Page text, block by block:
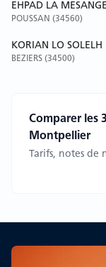
EHPAD LA MESANGE
POUSSAN (34560)
KORIAN LO SOLELH
BEZIERS (34500)
Comparer les
Montpellier
Tarifs, notes de